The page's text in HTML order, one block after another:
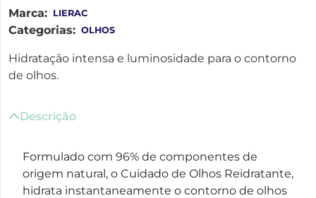
Marca: LIERAC
Categorias: OLHOS
Hidratação intensa e luminosidade para o contorno
de olhos.
Descrição
Formulado com 96% de componentes de
origem natural, o Cuidado de Olhos Reidratante,
hidrata instantaneamente o contorno de olhos